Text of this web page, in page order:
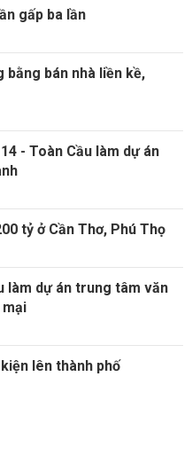
gấp ba lần
bán nhà liền kề,
- Toàn Cầu làm dự án
tỷ ở Cần Thơ, Phú Thọ
làm dự án trung tâm văn
lên thành phố